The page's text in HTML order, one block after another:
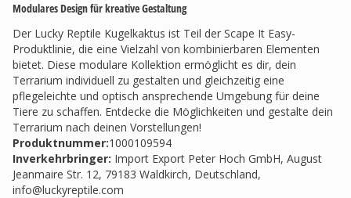
Modulares Design für kreative Gestaltung
Der Lucky Reptile Kugelkaktus ist Teil der Scape It Easy-
Produktlinie, die eine Vielzahl von kombinierbaren Elementen
bietet. Diese modulare Kollektion ermöglicht es dir, dein
Terrarium individuell zu gestalten und gleichzeitig eine
pflegeleichte und optisch ansprechende Umgebung für deine
Tiere zu schaffen. Entdecke die Möglichkeiten und gestalte dein
Terrarium nach deinen Vorstellungen!
Produktnummer:1000109594
Inverkehrbringer: Import Export Peter Hoch GmbH, August
Jeanmaire Str. 12, 79183 Waldkirch, Deutschland,
info@luckyreptile.com